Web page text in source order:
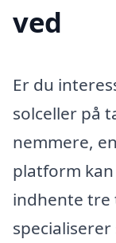
ved
Er du
solceller på
nemmere,
platform
indhente tre